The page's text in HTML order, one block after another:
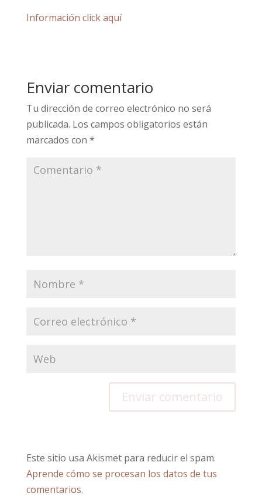
Información click aquí
Enviar comentario
Tu dirección de correo electrónico no será
publicada. Los campos obligatorios están
marcados con *
Este sitio usa Akismet para reducir el spam.
Aprende cómo se procesan los datos de tus
comentarios.